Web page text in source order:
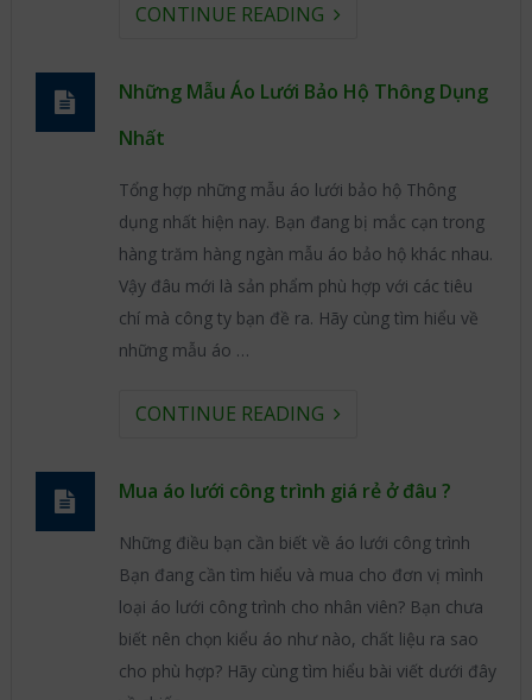
CONTINUE READING
Những Mẫu Áo Lưới Bảo Hộ Thông Dụng
Nhất
Tổng hợp những mẫu áo lưới bảo hộ Thông
dụng nhất hiện nay. Bạn đang bị mắc cạn trong
hàng trăm hàng ngàn mẫu áo bảo hộ khác nhau.
Vậy đâu mới là sản phẩm phù hợp với các tiêu
chí mà công ty bạn đề ra. Hãy cùng tìm hiểu về
những mẫu áo …
CONTINUE READING
Mua áo lưới công trình giá rẻ ở đâu ?
Những điều bạn cần biết về áo lưới công trình
Bạn đang cần tìm hiểu và mua cho đơn vị mình
loại áo lưới công trình cho nhân viên? Bạn chưa
biết nên chọn kiểu áo như nào, chất liệu ra sao
cho phù hợp? Hãy cùng tìm hiểu bài viết dưới đây